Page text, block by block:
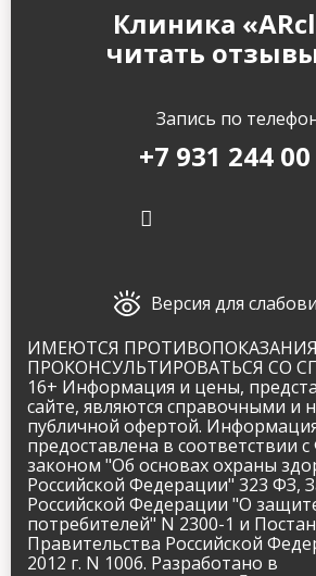
Клиника
читать
Запись по
+7 931 244
Версия для
ИМЕЮТСЯ
ПРОКОНСУЛЬТИРОВАТЬСЯ СО
16+ Информация и цены,
сайте, являются справочными и
публичной офертой.
предоставлена в соответствии
законом "Об основах охраны
Российской Федерации" 323 ФЗ,
Российской Федерации "О
потребителей" N 2300-1 и
Правительства Российской
2012 г. N 1006. Разработано в